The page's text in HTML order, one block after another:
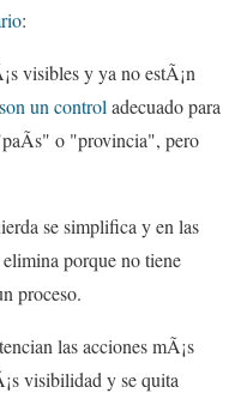
:
visibles y ya no estÃ¡n
un control adecuado para
o "provincia", pero
se simplifica y en las
porque no tiene
proceso.
las acciones mÃ¡s
visibilidad y se quita